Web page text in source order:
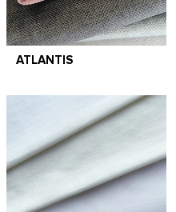
ATLANTIS